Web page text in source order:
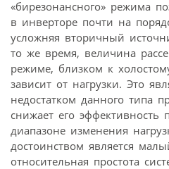
«бирезонансного» режима
в инверторе почти на
усложняя вторичный
то же время, величина
режиме, близком к
зависит от нагрузки. Это
недостатком данного типа
снижает его
диапазоне изменения
достоинством является
относительная простота